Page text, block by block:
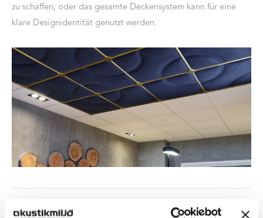
zu schaffen, oder das gesamte Deckensystem kann für eine
klare Designidentität genutzt werden.
ZURÜCK